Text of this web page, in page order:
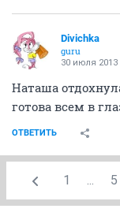
Divichka
guru
30 июля 2013
Наташа
готова всем в
ОТВЕТИТЬ
1 ... 5